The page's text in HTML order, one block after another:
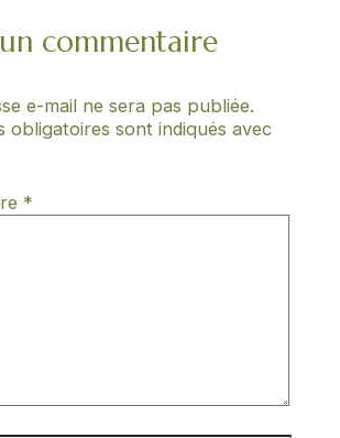
commentaire
e-mail ne sera pas publiée.
obligatoires sont indiqués avec
*